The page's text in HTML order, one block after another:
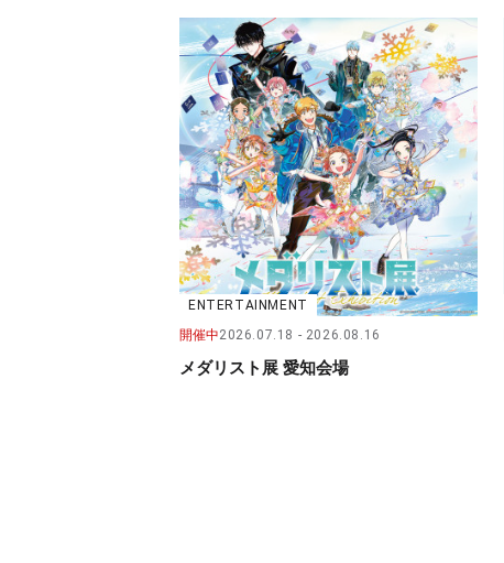
ENTERTAINMENT
開催中2026.07.18 2026.08.16
メダリスト展 愛知会場